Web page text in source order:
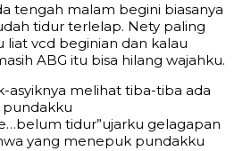
tengah malam begini biasanya
tidur terlelap. Nety paling
liat vcd beginian dan kalau
ABG itu bisa hilang wajahku.
asyiknya melihat tiba-tiba ada
tidur”ujarku gelagapan
yang menepuk pundakku